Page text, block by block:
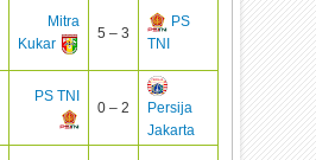
Mitra
Kukar
5 – 3
PS
TNI
PS TNI
0 – 2
Persija
Jakarta